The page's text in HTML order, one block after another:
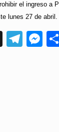
el ingreso a
lunes 27 de abril.
X